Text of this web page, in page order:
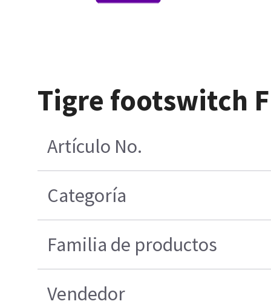
Tigre footswitch
Artículo No.
Categoría
Familia de productos
Vendedor